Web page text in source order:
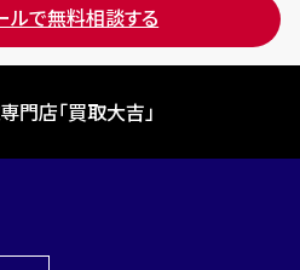
ルで無料相談する
門店「買取大吉」